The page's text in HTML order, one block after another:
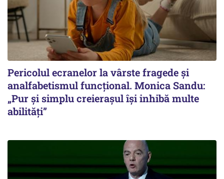
Pericolul ecranelor la vârste fragede și
analfabetismul funcțional. Monica Sandu:
„Pur și simplu creierașul își inhibă multe
abilități”